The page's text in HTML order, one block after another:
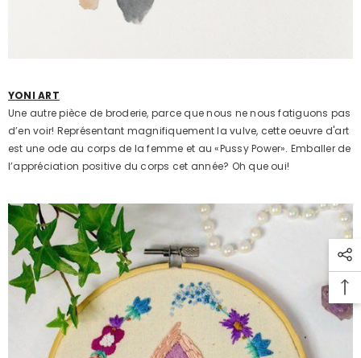
YONI ART
Une autre pièce de broderie, parce que nous ne nous fatiguons pas
d’en voir! Représentant magnifiquement la vulve, cette oeuvre d'art
est une ode au corps de la femme et au «Pussy Power». Emballer de
l’appréciation positive du corps cet année? Oh que oui!